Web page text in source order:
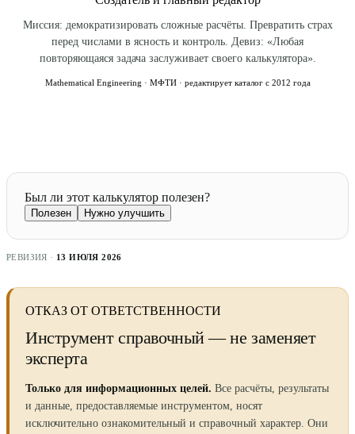
Миссия: демократизировать сложные расчёты. Превратить страх
перед числами в ясность и контроль. Девиз: «Любая
повторяющаяся задача заслуживает своего калькулятора».
Mathematical Engineering · МФТИ · редактирует каталог с 2012 года
Был ли этот калькулятор полезен?
Полезен Нужно улучшить
РЕВИЗИЯ · 13 ИЮЛЯ 2026
ОТКАЗ ОТ ОТВЕТСТВЕННОСТИ
Инструмент справочный — не заменяет
эксперта
Только для информационных целей. Все расчёты, результаты
и данные, предоставляемые инструментом, носят
исключительно ознакомительный и справочный характер. Они